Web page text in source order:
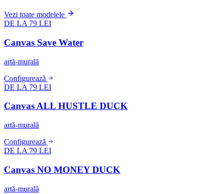
Vezi toate modelele
DE LA 79 LEI
Canvas Save Water
artă-murală
Configurează
DE LA 79 LEI
Canvas ALL HUSTLE DUCK
artă-murală
Configurează
DE LA 79 LEI
Canvas NO MONEY DUCK
artă-murală